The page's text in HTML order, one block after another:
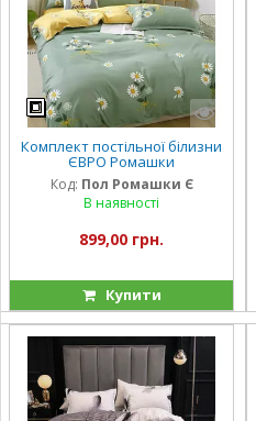
Комплект постільної білизни
ЄВРО Ромашки
Код: Пол Ромашки Є
В наявності
899,00 грн.
Купити